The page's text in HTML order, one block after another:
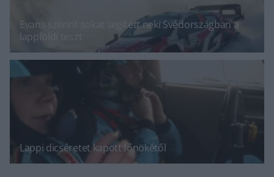
Evans szerint sokat segített neki Svédországban a
lappföldi teszt
Lappi dicséretet kapott főnökétől